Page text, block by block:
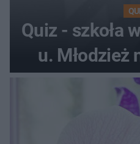
Quiz - szkoła
u. Młodzież